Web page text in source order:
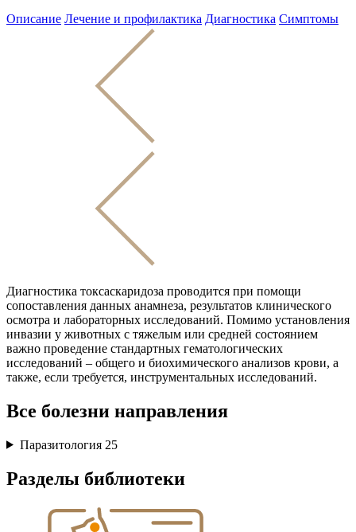
Описание Лечение и профилактика Диагностика Симптомы
Диагностика токсаскаридоза проводится при помощи
сопоставления данных анамнеза, результатов клинического
осмотра и лабораторных исследований. Помимо установления
инвазии у животных с тяжелым или средней состоянием
важно проведение стандартных гематологических
исследований – общего и биохимического анализов крови, а
также, если требуется, инструментальных исследований.
Все болезни направления
Паразитология 25
Разделы библиотеки